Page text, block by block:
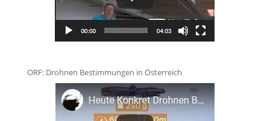
ORF: Drohnen Bestimmungen in Österreich